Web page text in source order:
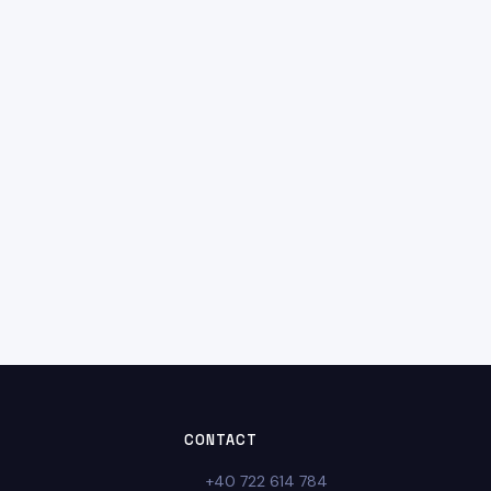
CONTACT
+40 722 614 784